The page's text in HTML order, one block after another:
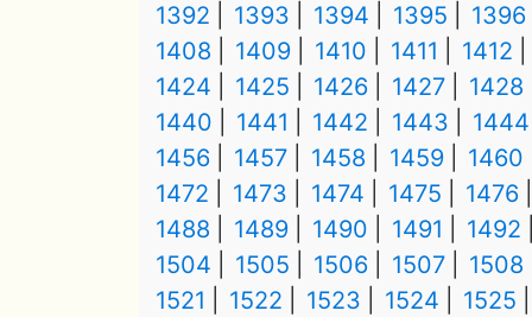
1392
1393 1394 1395
1396
1408
1409 1410 1411
1412
1424
1425 1426 1427
1428
1440
1441 1442 1443
1444
1456
1457 1458 1459
1460
1472
1473 1474 1475
1476
1488
1489 1490 1491
1492
1504
1505 1506 1507
1508
1521
1522 1523 1524 1525